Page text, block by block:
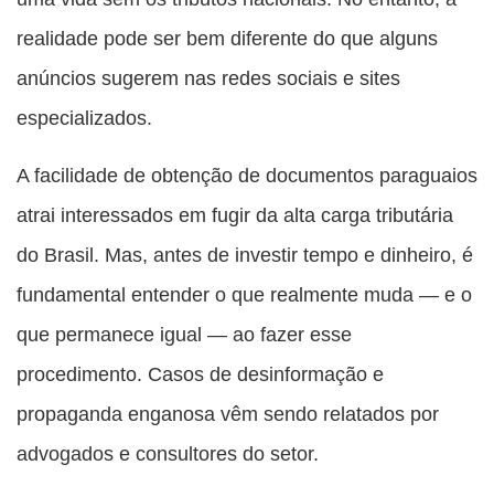
realidade pode ser bem diferente do que alguns
anúncios sugerem nas redes sociais e sites
especializados.
A facilidade de obtenção de documentos paraguaios
atrai interessados em fugir da alta carga tributária
do Brasil. Mas, antes de investir tempo e dinheiro, é
fundamental entender o que realmente muda — e o
que permanece igual — ao fazer esse
procedimento. Casos de desinformação e
propaganda enganosa vêm sendo relatados por
advogados e consultores do setor.